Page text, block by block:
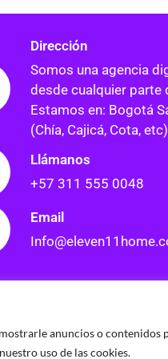
anuncios o
uso de las cookies.
Dirección
Somos una agencia
desde cualquier parte
Estamos en: Bogotá
(Chía, Cajicá, Cota, etc)
Llámanos
+57 311 555 0048
Email